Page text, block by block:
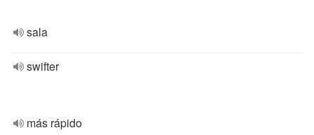
sala
swifter
más rápido